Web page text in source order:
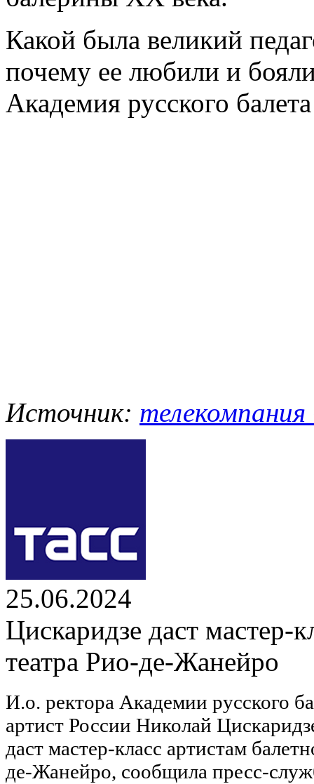
Какой была великий
почему ее любили и
Академия русского
Источник:
25.06.2024
Цискаридзе даст мастер-
театра Рио-де-Жанейро
И.о. ректора Академии русского
артист России Николай
даст мастер-класс артистам
де-Жанейро, сообщила пресс-